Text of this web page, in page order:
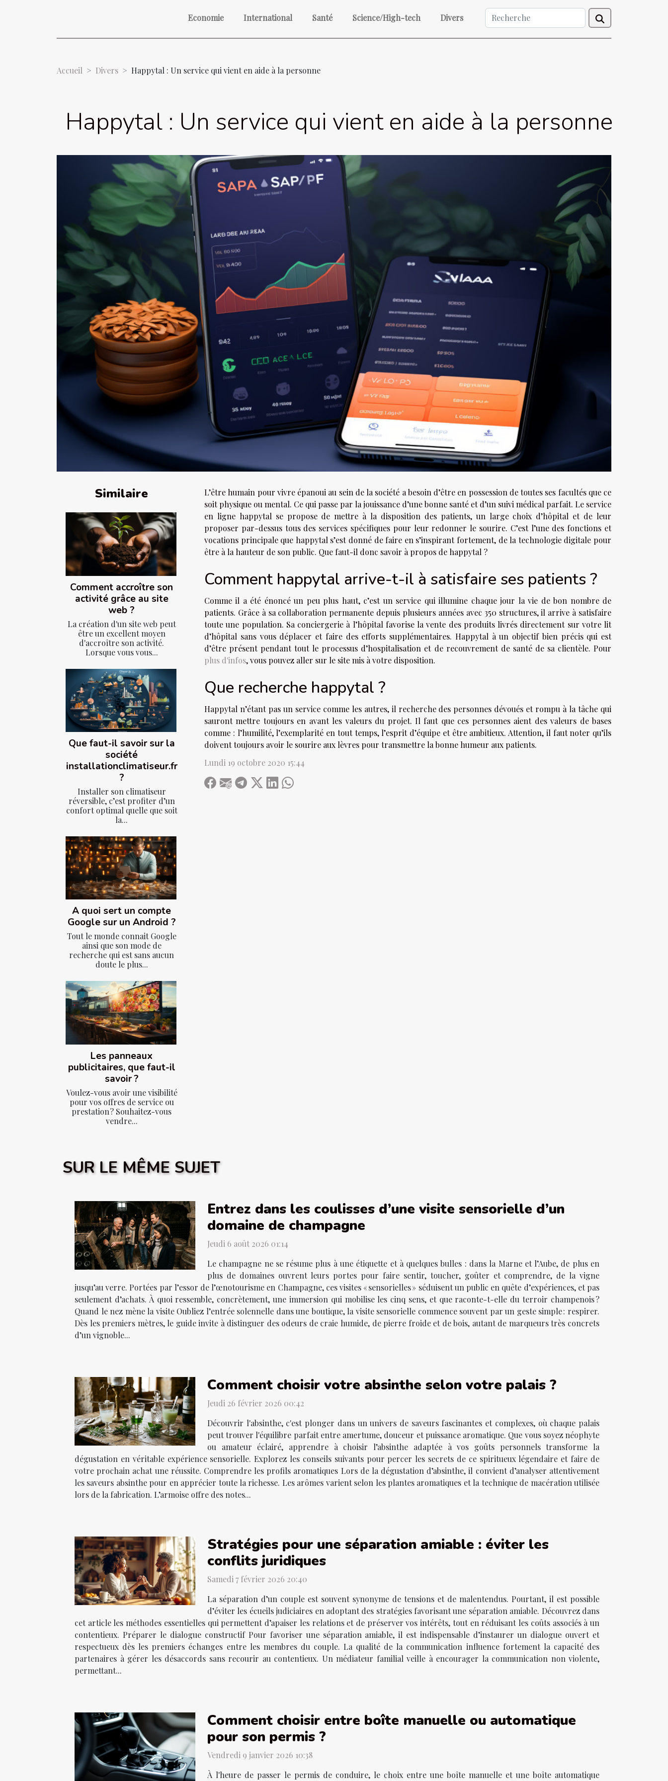
Economie International Santé Science/High-tech Divers
Accueil Divers Happytal : Un service qui vient en aide à la personne
Happytal : Un service qui vient en aide à la personne
Similaire
Comment accroître son
activité grâce au site
web ?
La création d'un site web peut
être un excellent moyen
d'accroître son activité.
Lorsque vous vous...
Que faut-il savoir sur la
société
installationclimatiseur.fr
?
Installer son climatiseur
réversible, c’est profiter d’un
confort optimal quelle que soit
la...
A quoi sert un compte
Google sur un Android ?
Tout le monde connait Google
ainsi que son mode de
recherche qui est sans aucun
doute le plus...
Les panneaux
publicitaires, que faut-il
savoir ?
Voulez-vous avoir une visibilité
pour vos offres de service ou
prestation ? Souhaitez-vous
vendre...
L’être humain pour vivre épanoui au sein de la société a besoin d’être en possession de toutes ses facultés que ce
soit physique ou mental. Ce qui passe par la jouissance d’une bonne santé et d’un suivi médical parfait. Le service
en ligne happytal se propose de mettre à la disposition des patients, un large choix d’hôpital et de leur
proposer par-dessus tous des services spécifiques pour leur redonner le sourire. C’est l’une des fonctions et
vocations principale que happytal s’est donné de faire en s’inspirant fortement, de la technologie digitale pour
être à la hauteur de son public. Que faut-il donc savoir à propos de happytal ?
Comment happytal arrive-t-il à satisfaire ses patients ?
Comme il a été énoncé un peu plus haut, c’est un service qui illumine chaque jour la vie de bon nombre de
patients. Grâce à sa collaboration permanente depuis plusieurs années avec 350 structures, il arrive à satisfaire
toute une population. Sa conciergerie à l’hôpital favorise la vente des produits livrés directement sur votre lit
d’hôpital sans vous déplacer et faire des efforts supplémentaires. Happytal à un objectif bien précis qui est
d’être présent pendant tout le processus d’hospitalisation et de recouvrement de santé de sa clientèle. Pour
plus d'infos, vous pouvez aller sur le site mis à votre disposition.
Que recherche happytal ?
Happytal n’étant pas un service comme les autres, il recherche des personnes dévoués et rompu à la tâche qui
sauront mettre toujours en avant les valeurs du projet. Il faut que ces personnes aient des valeurs de bases
comme : l’humilité, l’exemplarité en tout temps, l’esprit d’équipe et être ambitieux. Attention, il faut noter qu’ils
doivent toujours avoir le sourire aux lèvres pour transmettre la bonne humeur aux patients.
Lundi 19 octobre 2020 15:44
SUR LE MÊME SUJET
Entrez dans les coulisses d’une visite sensorielle d’un
domaine de champagne
Jeudi 6 août 2026 01:14
Le champagne ne se résume plus à une étiquette et à quelques bulles : dans la Marne et l’Aube, de plus en
plus de domaines ouvrent leurs portes pour faire sentir, toucher, goûter et comprendre, de la vigne
jusqu’au verre. Portées par l’essor de l’œnotourisme en Champagne, ces visites « sensorielles » séduisent un public en quête d’expériences, et pas
seulement d’achats. À quoi ressemble, concrètement, une immersion qui mobilise les cinq sens, et que raconte-t-elle du terroir champenois ?
Quand le nez mène la visite Oubliez l’entrée solennelle dans une boutique, la visite sensorielle commence souvent par un geste simple : respirer.
Dès les premiers mètres, le guide invite à distinguer des odeurs de craie humide, de pierre froide et de bois, autant de marqueurs très concrets
d’un vignoble...
Comment choisir votre absinthe selon votre palais ?
Jeudi 26 février 2026 00:42
Découvrir l'absinthe, c'est plonger dans un univers de saveurs fascinantes et complexes, où chaque palais
peut trouver l'équilibre parfait entre amertume, douceur et puissance aromatique. Que vous soyez néophyte
ou amateur éclairé, apprendre à choisir l’absinthe adaptée à vos goûts personnels transforme la
dégustation en véritable expérience sensorielle. Explorez les conseils suivants pour percer les secrets de ce spiritueux légendaire et faire de
votre prochain achat une réussite. Comprendre les profils aromatiques Lors de la dégustation d’absinthe, il convient d’analyser attentivement
les saveurs absinthe pour en apprécier toute la richesse. Les arômes varient selon les plantes aromatiques et la technique de macération utilisée
lors de la fabrication. L’armoise offre des notes...
Stratégies pour une séparation amiable : éviter les
conflits juridiques
Samedi 7 février 2026 20:40
La séparation d’un couple est souvent synonyme de tensions et de malentendus. Pourtant, il est possible
d’éviter les écueils judiciaires en adoptant des stratégies favorisant une séparation amiable. Découvrez dans
cet article les méthodes essentielles qui permettent d’apaiser les relations et de préserver vos intérêts, tout en réduisant les coûts associés à un
contentieux. Préparer le dialogue constructif Pour favoriser une séparation amiable, il est indispensable d’instaurer un dialogue ouvert et
respectueux dès les premiers échanges entre les membres du couple. La qualité de la communication influence fortement la capacité des
partenaires à gérer les désaccords sans recourir au contentieux. Un médiateur familial veille à encourager la communication non violente,
permettant...
Comment choisir entre boîte manuelle ou automatique
pour son permis ?
Vendredi 9 janvier 2026 10:38
À l'heure de passer le permis de conduire, le choix entre une boîte manuelle et une boîte automatique